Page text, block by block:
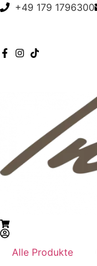
+49 179 1796300
Alle Produkte